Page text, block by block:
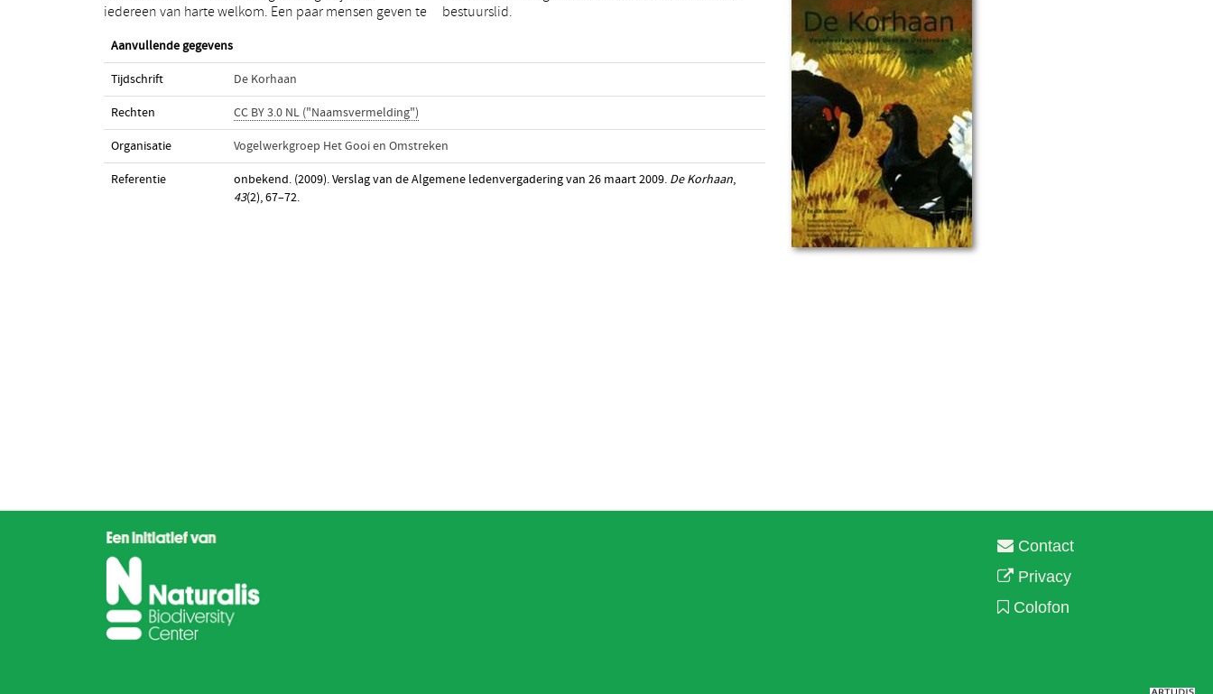
iedereen van harte welkom. Een paar mensen geven te
bestuurslid.
Aanvullende gegevens
Tijdschrift De Korhaan
Rechten CC BY 3.0 NL ("Naamsvermelding")
Organisatie Vogelwerkgroep Het Gooi en Omstreken
Referentie onbekend. (2009). Verslag van de Algemene ledenvergadering van 26 maart 2009. De Korhaan,
43(2), 67–72.
Contact
Privacy
Colofon